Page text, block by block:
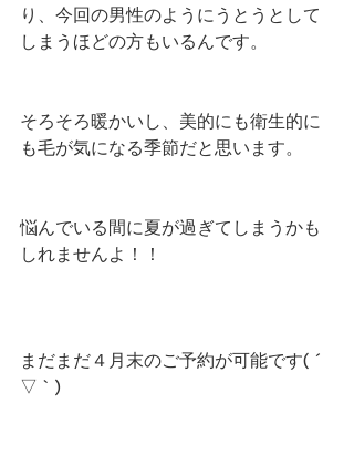
り、今回の男性のようにうとうとして
しまうほどの方もいるんです。
そろそろ暖かいし、美的にも衛生的に
も毛が気になる季節だと思います。
悩んでいる間に夏が過ぎてしまうかも
しれませんよ！！
まだまだ４月末のご予約が可能です( ´
▽ ` )